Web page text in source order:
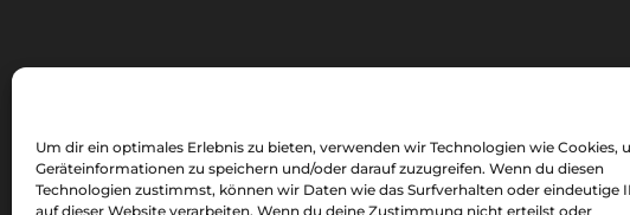
Um dir ein optimales Erlebnis zu bieten, verwenden wir Technologien wie Cookies,
Geräteinformationen zu speichern und/oder darauf zuzugreifen. Wenn du diesen
Technologien zustimmst, können wir Daten wie das Surfverhalten oder eindeutige
auf dieser Website verarbeiten. Wenn du deine Zustimmung nicht erteilst oder